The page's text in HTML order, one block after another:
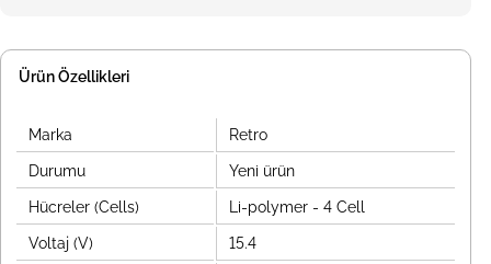
Ürün Özellikleri
Marka Retro
Durumu Yeni ürün
Hücreler (Cells) Li-polymer - 4 Cell
Voltaj (V) 15.4